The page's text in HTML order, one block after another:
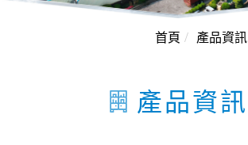
首頁 產品資訊
產品資訊